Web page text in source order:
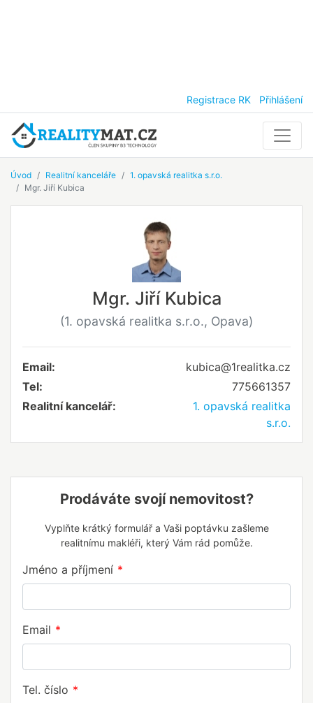
Registrace RK Přihlášení
Úvod Realitní kanceláře
1. opavská realitka s.r.o.
Mgr. Jiří Kubica
Mgr. Jiří Kubica
(1. opavská realitka s.r.o., Opava)
Email:
kubica@1realitka.cz
Tel:
775661357
Realitní kancelář:
1. opavská realitka
s.r.o.
Prodáváte svojí nemovitost?
Vyplňte krátký formulář a Vaši poptávku zašleme
realitnímu makléři, který Vám rád pomůže.
Jméno a příjmení
Email
Tel. číslo